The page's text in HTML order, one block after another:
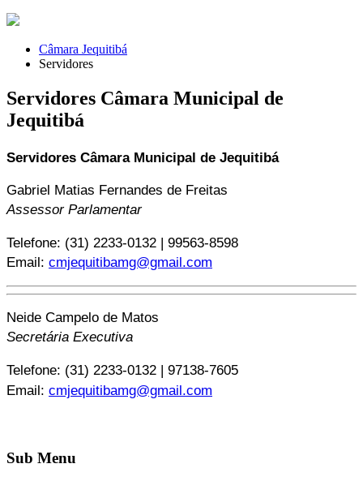
Câmara Jequitibá
Servidores
Servidores Câmara Municipal de
Jequitibá
Servidores Câmara Municipal de Jequitibá
Gabriel Matias Fernandes de Freitas
Assessor Parlamentar
Telefone: (31) 2233-0132 | 99563-8598
Email: cmjequitibamg@gmail.com
Neide Campelo de Matos
Secretária Executiva
Telefone: (31) 2233-0132 | 97138-7605
Email: cmjequitibamg@gmail.com
Sub Menu